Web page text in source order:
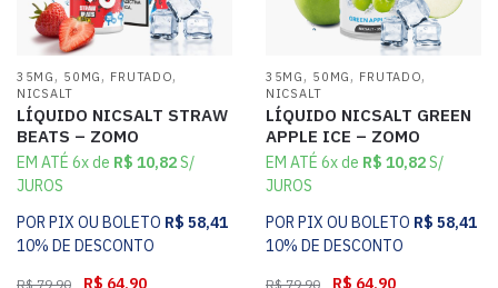
35MG , 50MG , FRUTADO,
NICSALT
LÍQUIDO NICSALT STRAW
BEATS – ZOMO
EM ATÉ 6x de R$ 10,82S/
JUROS
POR PIX OU BOLETO R$ 58,41
10% DE DESCONTO
R$79,90 R$ 64,90
35MG , 50MG , FRUTADO,
NICSALT
LÍQUIDO NICSALT GREEN
APPLE ICE – ZOMO
EM ATÉ 6x de R$ 10,82S/
JUROS
POR PIX OU BOLETO R$ 58,41
10% DE DESCONTO
R$79,90 R$ 64,90